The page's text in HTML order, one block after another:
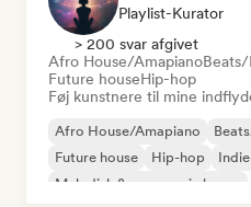
Playlist-Kurator
> 200 svar afgivet
Afro House/Amapiano
Future houseHip-hop
Føj kunstnere til mine
Afro House/Amapiano
Future house
Hip-hop
Melodisk & progressiv house